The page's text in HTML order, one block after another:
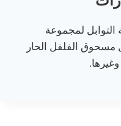
التوابل لمجموعة
مسحوق الفلفل الحار